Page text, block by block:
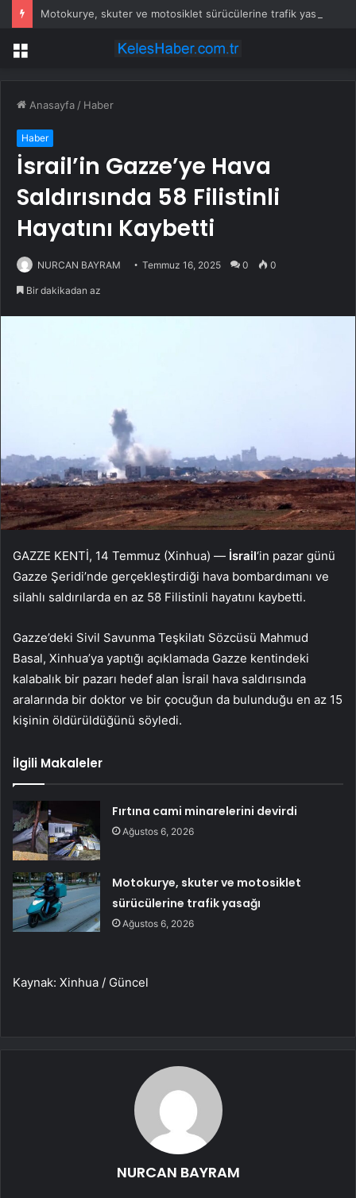
Menü
Anasayfa / Haber
Haber
İsrail’in Gazze’ye Hava
Saldırısında 58 Filistinli
Hayatını Kaybetti
NURCAN BAYRAM Temmuz 16, 2025 0 0
Bir dakikadan az
GAZZE KENTİ, 14 Temmuz (Xinhua) — İsrail‘in pazar günü
Gazze Şeridi’nde gerçekleştirdiği hava bombardımanı ve
silahlı saldırılarda en az 58 Filistinli hayatını kaybetti.
Gazze’deki Sivil Savunma Teşkilatı Sözcüsü Mahmud
Basal, Xinhua’ya yaptığı açıklamada Gazze kentindeki
kalabalık bir pazarı hedef alan İsrail hava saldırısında
aralarında bir doktor ve bir çocuğun da bulunduğu en az 15
kişinin öldürüldüğünü söyledi.
İlgili Makaleler
Fırtına cami minarelerini devirdi
Ağustos 6, 2026
Motokurye, skuter ve motosiklet
sürücülerine trafik yasağı
Ağustos 6, 2026
Kaynak: Xinhua / Güncel
NURCAN BAYRAM